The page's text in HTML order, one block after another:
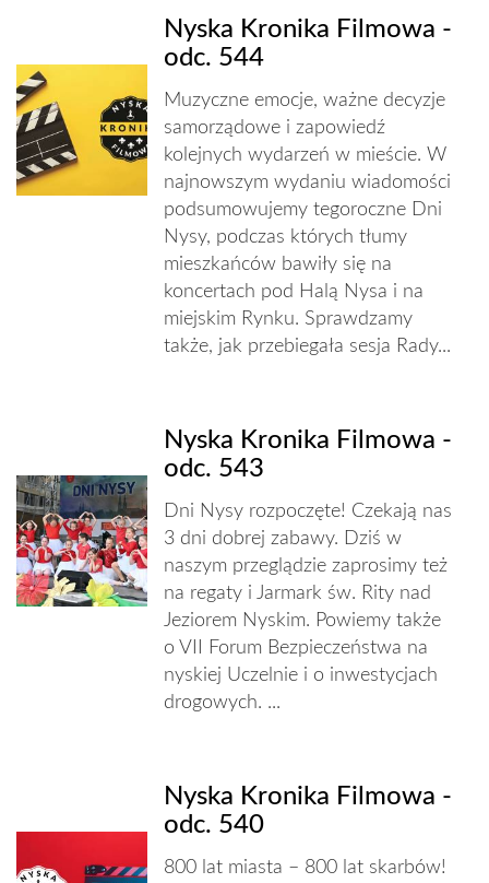
Nyska Kronika Filmowa -
odc. 544
Muzyczne emocje, ważne decyzje
samorządowe i zapowiedź
kolejnych wydarzeń w mieście. W
najnowszym wydaniu wiadomości
podsumowujemy tegoroczne Dni
Nysy, podczas których tłumy
mieszkańców bawiły się na
koncertach pod Halą Nysa i na
miejskim Rynku. Sprawdzamy
także, jak przebiegała sesja Rady...
Nyska Kronika Filmowa -
odc. 543
Dni Nysy rozpoczęte! Czekają nas
3 dni dobrej zabawy. Dziś w
naszym przeglądzie zaprosimy też
na regaty i Jarmark św. Rity nad
Jeziorem Nyskim. Powiemy także
o VII Forum Bezpieczeństwa na
nyskiej Uczelnie i o inwestycjach
drogowych. ...
Nyska Kronika Filmowa -
odc. 540
800 lat miasta – 800 lat skarbów!